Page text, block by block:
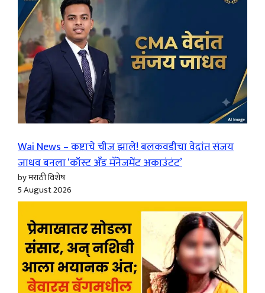
Wai News – कष्टाचे चीज झाले! बलकवडीचा वेदांत संजय
जाधव बनला ‘कॉस्ट अँड मॅनेजमेंट अकाउंटंट’
by मराठी विशेष
5 August 2026